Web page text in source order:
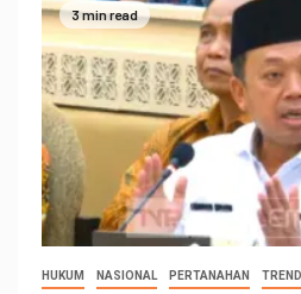
3 min read
HUKUM NASIONAL PERTANAHAN